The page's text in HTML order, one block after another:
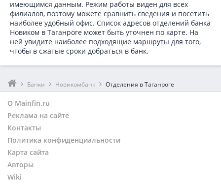
имеющимся данным. Режим работы виден для всех
филиалов, поэтому можете сравнить сведения и посетить
наиболее удобный офис. Список адресов отделений банка
Новиком в Таганроге может быть уточнен по карте. На
ней увидите наиболее подходящие маршруты для того,
чтобы в сжатые сроки добраться в банк.
Банки Новикомбанк Отделения в Таганроге
О Mainfin.ru
Реклама на сайте
Контакты
Политика конфиденциальности
Карта сайта
Авторы
Wiki